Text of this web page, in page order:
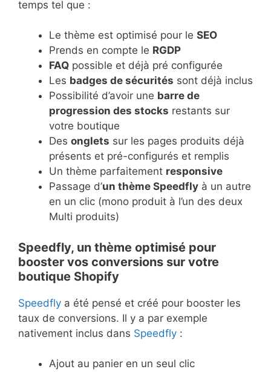
temps tel que :
Le thème est optimisé pour le SEO
Prends en compte le RGDP
FAQ possible et déjà pré configurée
Les badges de sécurités sont déjà inclus
Possibilité d’avoir une barre de
progression des stocks restants sur
votre boutique
Des onglets sur les pages produits déjà
présents et pré-configurés et remplis
Un thème parfaitement responsive
Passage d’un thème Speedfly à un autre
en un clic (mono produit à l’un des deux
Multi produits)
Speedfly, un thème optimisé pour
booster vos conversions sur votre
boutique Shopify
Speedfly a été pensé et créé pour booster les
taux de conversions. Il y a par exemple
nativement inclus dans Speedfly :
Ajout au panier en un seul clic